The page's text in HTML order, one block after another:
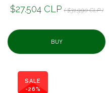
$27.504 CLP ( $31.990 CLP )
BUY
SALE
-26%